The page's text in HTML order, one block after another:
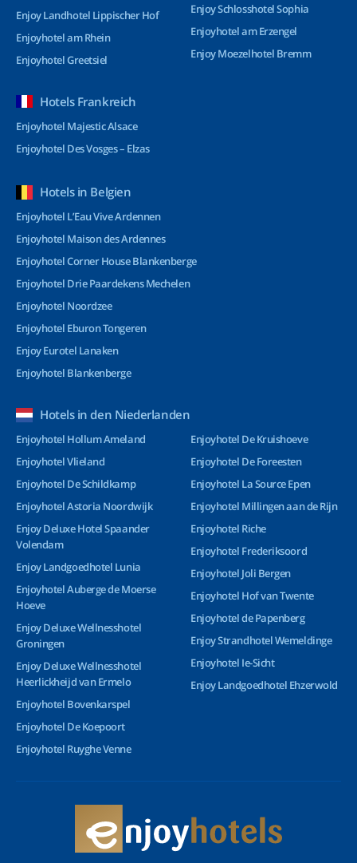
Enjoy Landhotel Lippischer Hof
Enjoyhotel am Rhein
Enjoyhotel Greetsiel
Enjoy Schlosshotel Sophia
Enjoyhotel am Erzengel
Enjoy Moezelhotel Bremm
Hotels Frankreich
Enjoyhotel Majestic Alsace
Enjoyhotel Des Vosges – Elzas
Hotels in Belgien
Enjoyhotel L’Eau Vive Ardennen
Enjoyhotel Maison des Ardennes
Enjoyhotel Corner House Blankenberge
Enjoyhotel Drie Paardekens Mechelen
Enjoyhotel Noordzee
Enjoyhotel Eburon Tongeren
Enjoy Eurotel Lanaken
Enjoyhotel Blankenberge
Hotels in den Niederlanden
Enjoyhotel Hollum Ameland
Enjoyhotel Vlieland
Enjoyhotel De Schildkamp
Enjoyhotel Astoria Noordwijk
Enjoy Deluxe Hotel Spaander
Volendam
Enjoy Landgoedhotel Lunia
Enjoyhotel Auberge de Moerse
Hoeve
Enjoy Deluxe Wellnesshotel
Groningen
Enjoy Deluxe Wellnesshotel
Heerlickheijd van Ermelo
Enjoyhotel Bovenkarspel
Enjoyhotel De Koepoort
Enjoyhotel Ruyghe Venne
Enjoyhotel De Kruishoeve
Enjoyhotel De Foreesten
Enjoyhotel La Source Epen
Enjoyhotel Millingen aan de Rijn
Enjoyhotel Riche
Enjoyhotel Frederiksoord
Enjoyhotel Joli Bergen
Enjoyhotel Hof van Twente
Enjoyhotel de Papenberg
Enjoy Strandhotel Wemeldinge
Enjoyhotel Ie-Sicht
Enjoy Landgoedhotel Ehzerwold